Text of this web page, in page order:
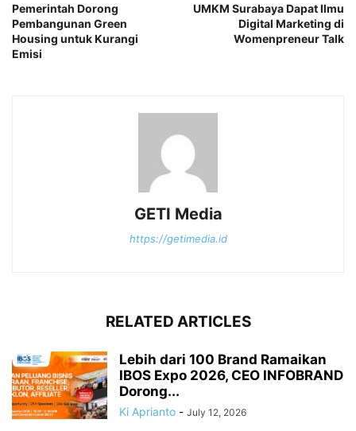
Pemerintah Dorong
Pembangunan Green
Housing untuk Kurangi
Emisi
UMKM Surabaya Dapat Ilmu
Digital Marketing di
Womenpreneur Talk
GETI Media
https://getimedia.id
RELATED ARTICLES
Lebih dari 100 Brand Ramaikan
IBOS Expo 2026, CEO INFOBRAND
Dorong...
Ki Aprianto - July 12, 2026